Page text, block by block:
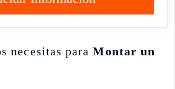
necesitas paraMontar un